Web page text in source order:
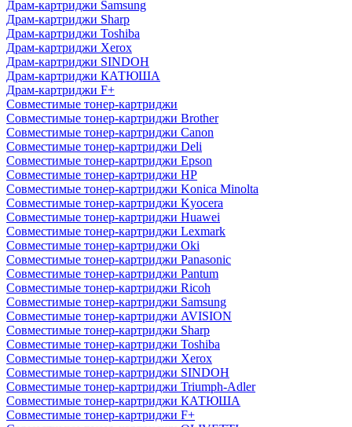
Драм-картриджи Samsung
Драм-картриджи Sharp
Драм-картриджи Toshiba
Драм-картриджи Xerox
Драм-картриджи SINDOH
Драм-картриджи КАТЮША
Драм-картриджи F+
Совместимые тонер-картриджи
Совместимые тонер-картриджи Brother
Совместимые тонер-картриджи Canon
Совместимые тонер-картриджи Deli
Совместимые тонер-картриджи Epson
Совместимые тонер-картриджи HP
Совместимые тонер-картриджи Konica Minolta
Совместимые тонер-картриджи Kyocera
Совместимые тонер-картриджи Huawei
Совместимые тонер-картриджи Lexmark
Совместимые тонер-картриджи Oki
Совместимые тонер-картриджи Panasonic
Совместимые тонер-картриджи Pantum
Совместимые тонер-картриджи Ricoh
Совместимые тонер-картриджи Samsung
Совместимые тонер-картриджи AVISION
Совместимые тонер-картриджи Sharp
Совместимые тонер-картриджи Toshiba
Совместимые тонер-картриджи Xerox
Совместимые тонер-картриджи SINDOH
Совместимые тонер-картриджи Triumph-Adler
Совместимые тонер-картриджи КАТЮША
Совместимые тонер-картриджи F+